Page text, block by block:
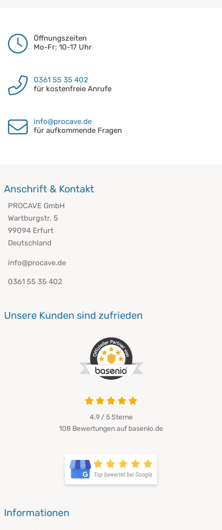
Öffnungszeiten
Mo-Fr: 10-17 Uhr
0361 55 35 402
für kostenfreie Anrufe
info@procave.de
für aufkommende Fragen
Anschrift & Kontakt
PROCAVE GmbH
Wartburgstr. 5
99094 Erfurt
Deutschland
info@procave.de
0361 55 35 402
Unsere Kunden sind zufrieden
4.9 / 5Sterne
108 Bewertungen auf basenio.de
Informationen